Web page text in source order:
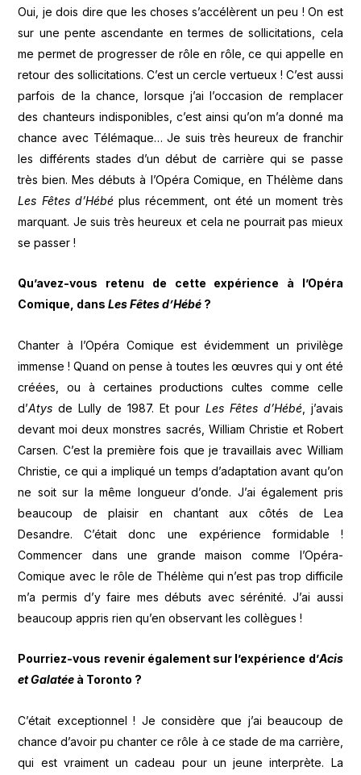
Oui, je dois dire que les choses s’accélèrent un peu ! On est
sur une pente ascendante en termes de sollicitations, cela
me permet de progresser de rôle en rôle, ce qui appelle en
retour des sollicitations. C’est un cercle vertueux ! C’est aussi
parfois de la chance, lorsque j’ai l’occasion de remplacer
des chanteurs indisponibles, c’est ainsi qu’on m’a donné ma
chance avec Télémaque… Je suis très heureux de franchir
les différents stades d’un début de carrière qui se passe
très bien. Mes débuts à l’Opéra Comique, en Thélème dans
Les Fêtes d’Hébéplus récemment, ont été un moment très
marquant. Je suis très heureux et cela ne pourrait pas mieux
se passer !
Qu’avez-vous retenu de cette expérience à l’Opéra
Comique, dansLes Fêtes d’Hébé ?
Chanter à l’Opéra Comique est évidemment un privilège
immense ! Quand on pense à toutes les œuvres qui y ont été
créées, ou à certaines productions cultes comme celle
d’Atys de Lully de 1987. Et pour Les Fêtes d’Hébé, j’avais
devant moi deux monstres sacrés, William Christie et Robert
Carsen. C’est la première fois que je travaillais avec William
Christie, ce qui a impliqué un temps d’adaptation avant qu’on
ne soit sur la même longueur d’onde. J’ai également pris
beaucoup de plaisir en chantant aux côtés de Lea
Desandre. C’était donc une expérience formidable !
Commencer dans une grande maison comme l’Opéra-
Comique avec le rôle de Thélème qui n’est pas trop difficile
m’a permis d’y faire mes débuts avec sérénité. J’ai aussi
beaucoup appris rien qu’en observant les collègues !
Pourriez-vous revenir également sur l’expérience d’Acis
et Galatée à Toronto ?
C’était exceptionnel ! Je considère que j’ai beaucoup de
chance d’avoir pu chanter ce rôle à ce stade de ma carrière,
qui est vraiment un cadeau pour un jeune interprète. La